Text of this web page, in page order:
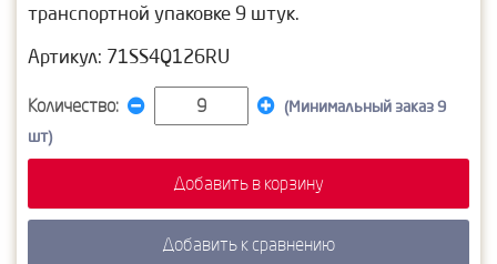
транспортной упаковке 9 штук.
Артикул: 71SS4Q126RU
Количество:
(Минимальный заказ 9
шт)
Добавить в корзину
Добавить к сравнению